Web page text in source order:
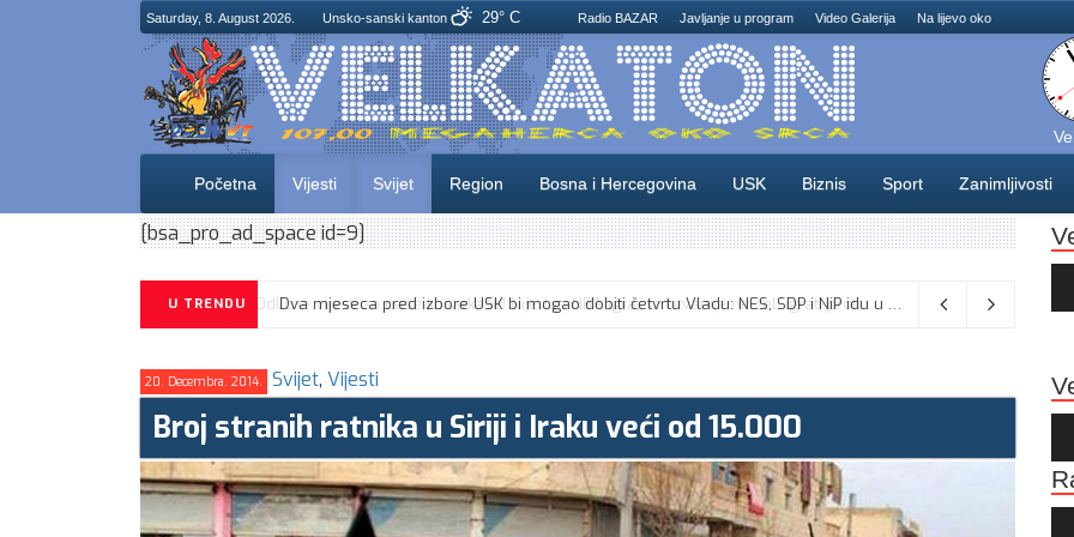
Saturday, 8. August 2026. Unsko-sanski kanton 29° C Radio BAZAR Javljanje u program Video Galerija Na lijevo oko
Početna Vijesti Svijet Region Bosna i Hercegovina USK Biznis Sport Zanimljivosti
[bsa_pro_ad_space id=9]
U TRENDU Odlične vijesti za naše košarkaše! Nijedan NBA igrač iz Litvanije ne želi igrati protiv BiH 08/08/2026
20. Decembra. 2014. Svijet, Vijesti
Broj stranih ratnika u Siriji i Iraku veći od 15.000